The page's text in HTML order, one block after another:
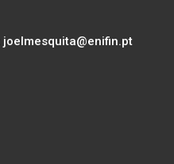
joelmesquita@enifin.pt